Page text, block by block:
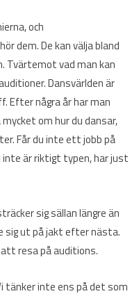
och
dem. De kan välja bland
Tvärtemot vad man kan
Dansvärlden är
Efter några år har man
om hur du dansar,
Får du inte ett jobb på
är riktigt typen, har just
sig sällan längre än
sig ut på jakt efter nästa.
resa på auditions.
tänker inte ens på det som